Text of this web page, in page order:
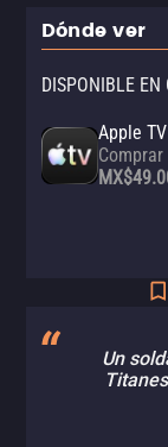
Dónde ver
DISPONIBLE EN
Apple
Comprar
Un